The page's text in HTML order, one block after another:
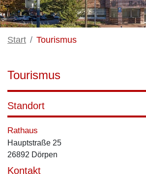
Start Tourismus
Tourismus
Standort
Rathaus
Hauptstraße 25
26892 Dörpen
Kontakt